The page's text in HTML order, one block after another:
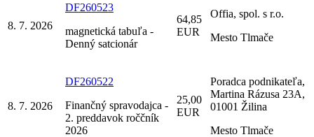
8. 7. 2026
DF260523
magnetická tabuľa -
Denný satcionár
64,85
EUR
Offia, spol. s r.o.
Mesto Tlmače
8. 7. 2026
DF260522
Finančný spravodajca -
2. preddavok roččník
2026
25,00
EUR
Poradca podnikateľa,
Martina Rázusa 23A,
01001 Žilina
Mesto Tlmače